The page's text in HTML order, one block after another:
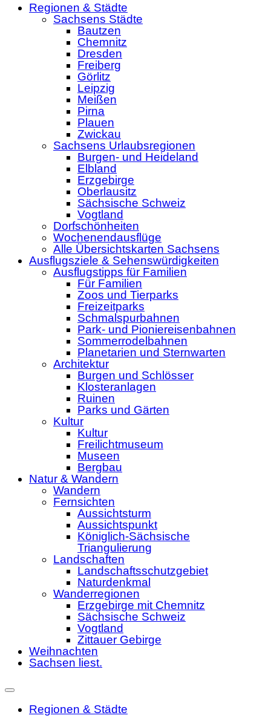
Regionen & Städte
Sachsens Städte
Bautzen
Chemnitz
Dresden
Freiberg
Görlitz
Leipzig
Meißen
Pirna
Plauen
Zwickau
Sachsens Urlaubsregionen
Burgen- und Heideland
Elbland
Erzgebirge
Oberlausitz
Sächsische Schweiz
Vogtland
Dorfschönheiten
Wochenendausflüge
Alle Übersichtskarten Sachsens
Ausflugsziele & Sehenswürdigkeiten
Ausflugstipps für Familien
Für Familien
Zoos und Tierparks
Freizeitparks
Schmalspurbahnen
Park- und Pioniereisenbahnen
Sommerrodelbahnen
Planetarien und Sternwarten
Architektur
Burgen und Schlösser
Klosteranlagen
Ruinen
Parks und Gärten
Kultur
Kultur
Freilichtmuseum
Museen
Bergbau
Natur & Wandern
Wandern
Fernsichten
Aussichtsturm
Aussichtspunkt
Königlich-Sächsische
Triangulierung
Landschaften
Landschaftsschutzgebiet
Naturdenkmal
Wanderregionen
Erzgebirge mit Chemnitz
Sächsische Schweiz
Vogtland
Zittauer Gebirge
Weihnachten
Sachsen liest.
Regionen & Städte